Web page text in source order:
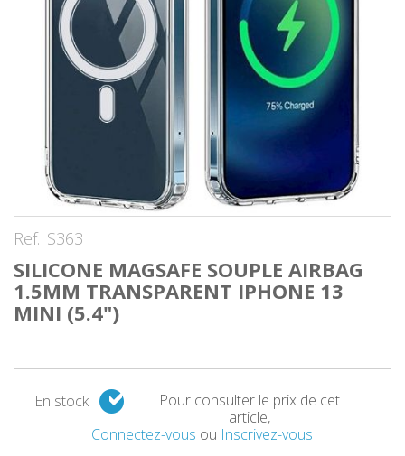
Ref. S363
SILICONE MAGSAFE SOUPLE AIRBAG
1.5MM TRANSPARENT IPHONE 13
MINI (5.4")
En stock
Pour consulter le prix de cet
article,
Connectez-vous ou Inscrivez-vous